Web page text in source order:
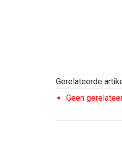
Gerelateerde
Geen